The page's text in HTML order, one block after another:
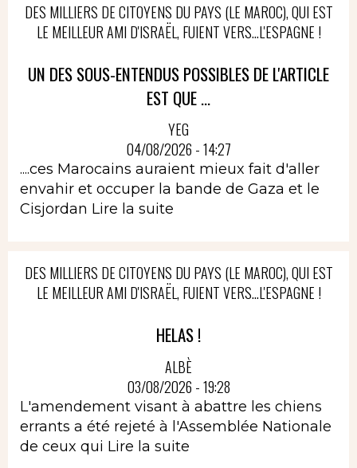
DES MILLIERS DE CITOYENS DU PAYS (LE MAROC), QUI EST
LE MEILLEUR AMI D'ISRAËL, FUIENT VERS...L'ESPAGNE !
UN DES SOUS-ENTENDUS POSSIBLES DE L'ARTICLE
EST QUE ...
YEG
04/08/2026 - 14:27
....ces Marocains auraient mieux fait d'aller
envahir et occuper la bande de Gaza et le
Cisjordan Lire la suite
DES MILLIERS DE CITOYENS DU PAYS (LE MAROC), QUI EST
LE MEILLEUR AMI D'ISRAËL, FUIENT VERS...L'ESPAGNE !
HELAS !
ALBÈ
03/08/2026 - 19:28
L'amendement visant à abattre les chiens
errants a été rejeté à l'Assemblée Nationale
de ceux qui Lire la suite